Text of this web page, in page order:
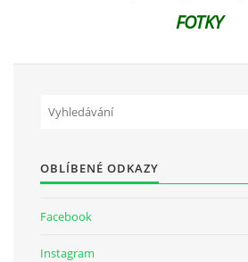
FOTKY
OBLÍBENÉ ODKAZY
Facebook
Instagram